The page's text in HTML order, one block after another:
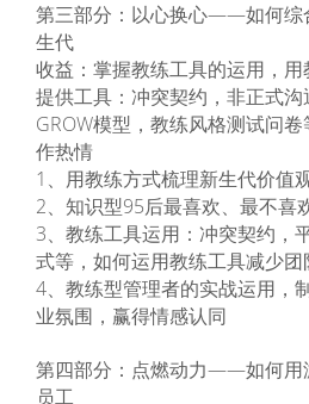
第三部分：以心换心——如何综
生代
收益：掌握教练工具的运用，用
提供工具：冲突契约，非正式沟
GROW模型，教练风格测试问
作热情
1、用教练方式梳理新生代价值
2、知识型95后最喜欢、最不喜
3、教练工具运用：冲突契约，
式等，如何运用教练工具减少团
4、教练型管理者的实战运用，
业氛围，赢得情感认同
第四部分：点燃动力——如何用
员工